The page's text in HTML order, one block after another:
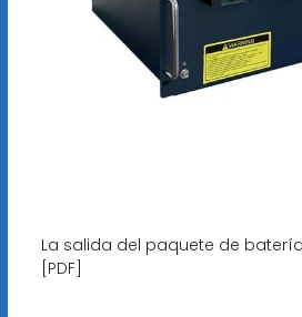
La salida del paquete de
[PDF]